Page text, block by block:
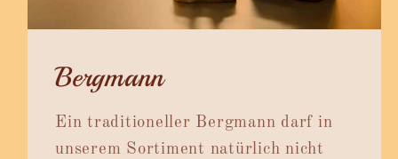
Bergmann
Ein traditioneller Bergmann darf in
unserem Sortiment natürlich nicht